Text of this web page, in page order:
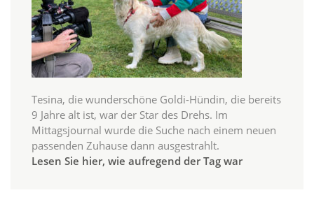
Tesina, die wunderschöne Goldi-Hündin, die bereits
9 Jahre alt ist, war der Star des Drehs. Im
Mittagsjournal wurde die Suche nach einem neuen
passenden Zuhause dann ausgestrahlt.
Lesen Sie hier, wie aufregend der Tag war